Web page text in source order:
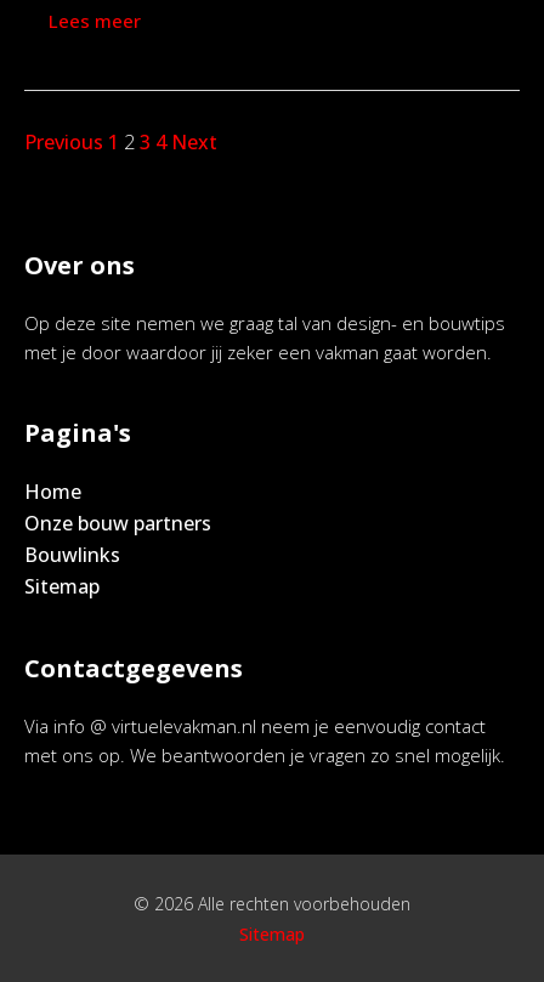
Lees meer
Previous 1 23 4 Next
Over ons
Op deze site nemen we graag tal van design- en bouwtips
met je door waardoor jij zeker een vakman gaat worden.
Pagina's
Home
Onze bouw partners
Bouwlinks
Sitemap
Contactgegevens
Via info @ virtuelevakman.nl neem je eenvoudig contact
met ons op. We beantwoorden je vragen zo snel mogelijk.
© 2026 Alle rechten voorbehouden
Sitemap